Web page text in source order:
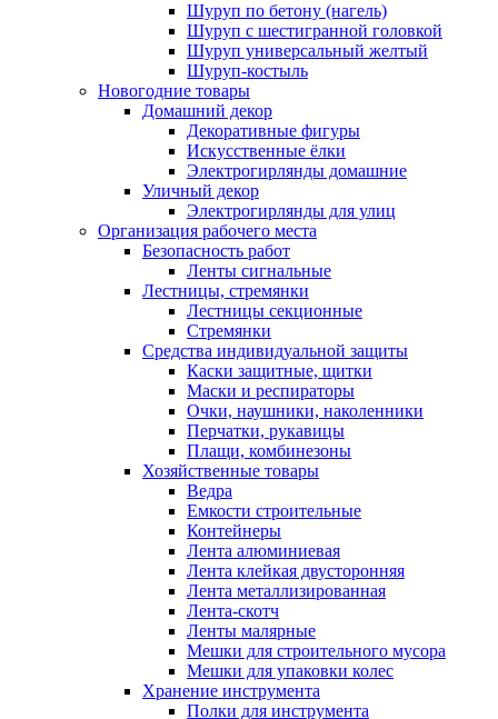
Шуруп по бетону (нагель)
Шуруп с шестигранной головкой
Шуруп универсальный желтый
Шуруп-костыль
Новогодние товары
Домашний декор
Декоративные фигуры
Искусственные ёлки
Электрогирлянды домашние
Уличный декор
Электрогирлянды для улиц
Организация рабочего места
Безопасность работ
Ленты сигнальные
Лестницы, стремянки
Лестницы секционные
Стремянки
Средства индивидуальной защиты
Каски защитные, щитки
Маски и респираторы
Очки, наушники, наколенники
Перчатки, рукавицы
Плащи, комбинезоны
Хозяйственные товары
Ведра
Емкости строительные
Контейнеры
Лента алюминиевая
Лента клейкая двусторонняя
Лента металлизированная
Лента-скотч
Ленты малярные
Мешки для строительного мусора
Мешки для упаковки колес
Хранение инструмента
Полки для инструмента